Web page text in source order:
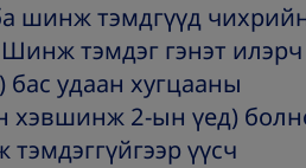
шинж тэмдгүүд
тэмдэг гэнэт илэрч
удаан хугцааны
хэвшинж 2-ын үед)
үүсч